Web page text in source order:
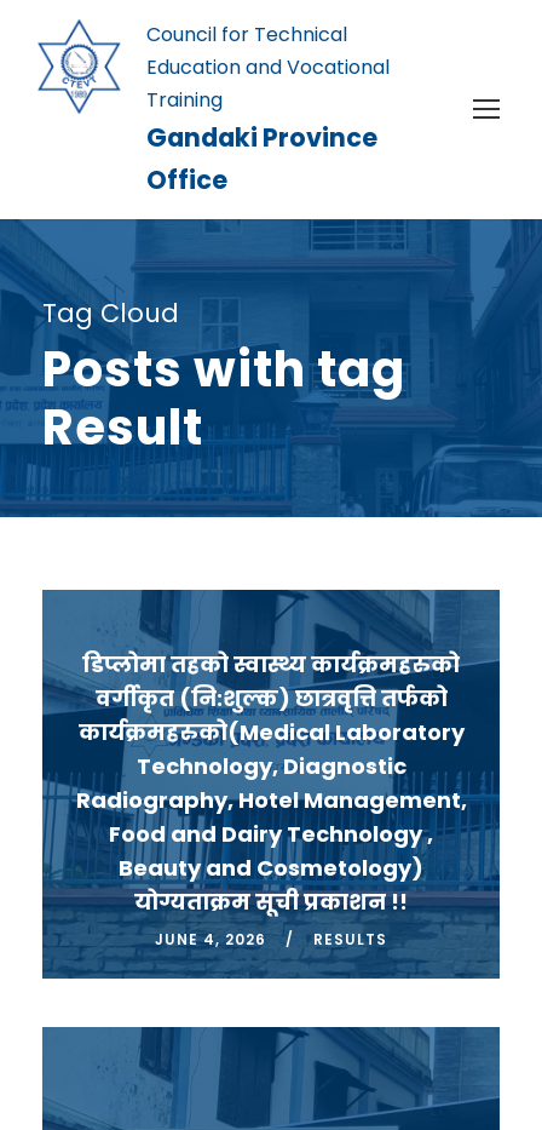
Council for Technical
Education and Vocational
Training
Gandaki Province
Office
Tag Cloud
Posts with tag
Result
डिप्लोमा तहको स्वास्थ्य कार्यक्रमहरुको
वर्गीकृत (नि:शुल्क) छात्रवृत्ति तर्फको
कार्यक्रमहरुको(Medical Laboratory
Technology, Diagnostic
Radiography, Hotel Management,
Food and Dairy Technology ,
Beauty and Cosmetology)
योग्यताक्रम सूची प्रकाशन !!
JUNE 4, 2026 RESULTS